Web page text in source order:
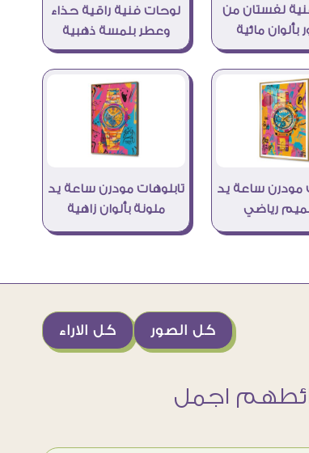
لفستان من
بألوان مائية
لوحات فنية راقية حذاء
وعطر بلمسة ذهبية
مودرن ساعة يد
رياضي
تابلوهات مودرن ساعة يد
ملونة بألوان زاهية
كل الاراء كل الصور